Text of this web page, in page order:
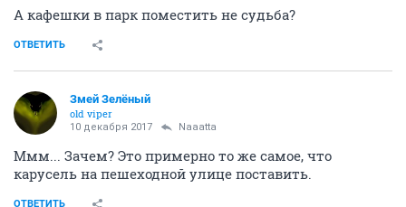
А кафешки в парк поместить не судьба?
ОТВЕТИТЬ
Змей Зелёный
old viper
10 декабря 2017 Naaatta
Ммм... Зачем? Это примерно то же самое, что
карусель на пешеходной улице поставить.
ОТВЕТИТЬ